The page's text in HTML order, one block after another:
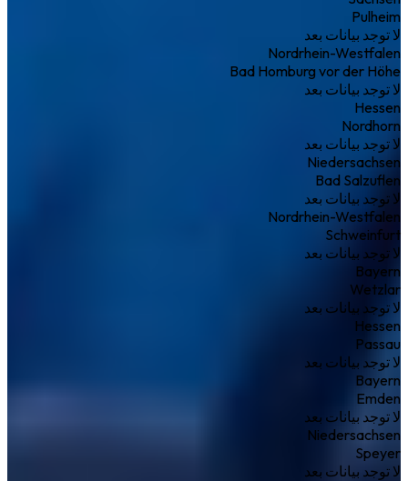
Pulheim
لا توجد بيانات بعد
Nordrhein-Westfalen
Bad Homburg vor der Höhe
لا توجد بيانات بعد
Hessen
Nordhorn
لا توجد بيانات بعد
Niedersachsen
Bad Salzuflen
لا توجد بيانات بعد
Nordrhein-Westfalen
Schweinfurt
لا توجد بيانات بعد
Bayern
Wetzlar
لا توجد بيانات بعد
Hessen
Passau
لا توجد بيانات بعد
Bayern
Emden
لا توجد بيانات بعد
Niedersachsen
Speyer
لا توجد بيانات بعد